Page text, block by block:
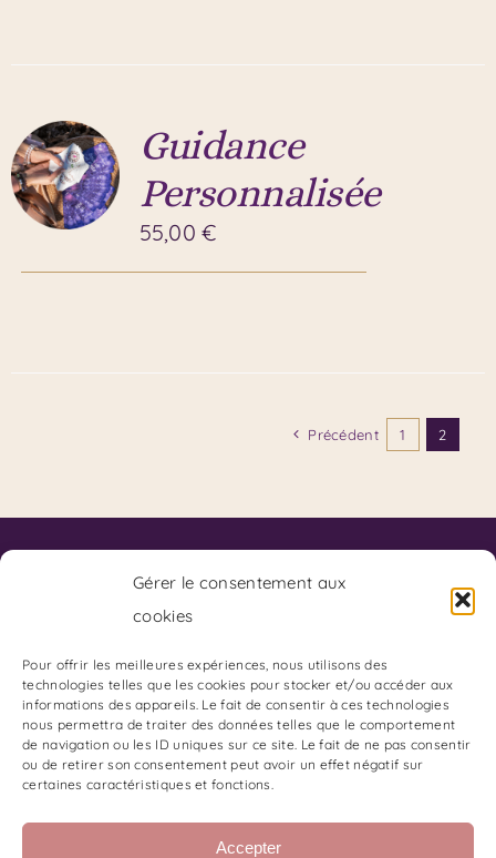
Gérer le consentement aux
cookies
Pour offrir les meilleures expériences, nous utilisons des
technologies telles que les cookies pour stocker et/ou accéder aux
informations des appareils. Le fait de consentir à ces technologies
nous permettra de traiter des données telles que le comportement
de navigation ou les ID uniques sur ce site. Le fait de ne pas consentir
ou de retirer son consentement peut avoir un effet négatif sur
certaines caractéristiques et fonctions.
Accepter
Guidance
Personnalisée
55,00€
Précédent 1 2
Code de Déontologie du Coaching
Charte de Déontologie des Arts Divinatoires:
Adresse du Cabinet :
85 Boulevard Charles Arnould
51100 REIMS
Gestion du Stress et des émotions
Les Oracles de Stéphanie B
Les Oracles de Stéphanie B